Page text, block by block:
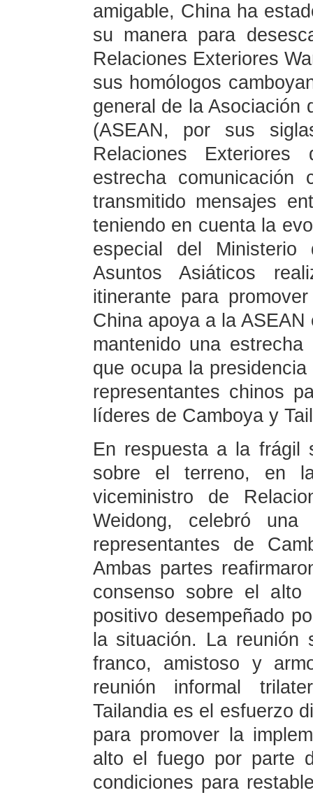
amigable, China ha
su manera para
Relaciones Exteriores
sus homólogos
general de la Asociación
(ASEAN, por sus
Relaciones
estrecha
transmitido mensajes
teniendo en cuenta la
especial del Ministerio
Asuntos Asiáticos
itinerante para
China apoya a la
mantenido una
que ocupa la
representantes chinos
líderes de Camboya y
En respuesta a la frágil
sobre el terreno, en
viceministro de
Weidong, celebró
representantes de
Ambas partes
consenso sobre el
positivo desempeñado
la situación. La
franco, amistoso y
reunión informal
Tailandia es el esfuerzo
para promover la
alto el fuego por parte
condiciones para